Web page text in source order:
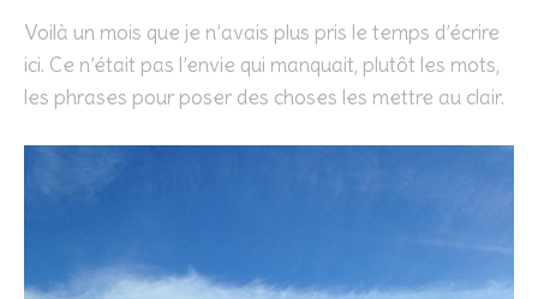
Voilà un mois que je n’avais plus pris le temps d’écrire
ici. Ce n’était pas l’envie qui manquait, plutôt les mots,
les phrases pour poser des choses les mettre au clair.